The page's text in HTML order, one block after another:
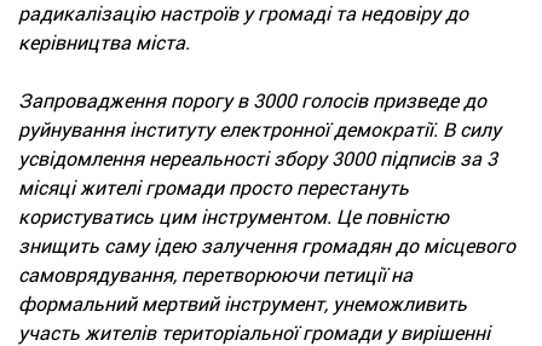
радикалізацію настроїв у громаді та недовіру до
керівництва міста.
Запровадження порогу в 3000 голосів призведе до
руйнування інституту електронної демократії. В силу
усвідомлення нереальності збору 3000 підписів за 3
місяці жителі громади просто перестануть
користуватись цим інструментом. Це повністю
знищить саму ідею залучення громадян до місцевого
самоврядування, перетворюючи петиції на
формальний мертвий інструмент, унеможливить
участь жителів територіальної громади у вирішенні